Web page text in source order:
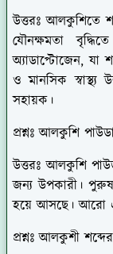
উত্তরঃ আলকুশিতে
যৌনক্ষমতা
অ্যাডাপ্টোজেন, যা
ও মানসিক
সহায়ক।
প্রশ্নঃ আলকুশি
উত্তরঃ আলকুশি
জন্য উপকারী।
হয়ে আসছে। আরো
প্রশ্নঃ আলকুশী